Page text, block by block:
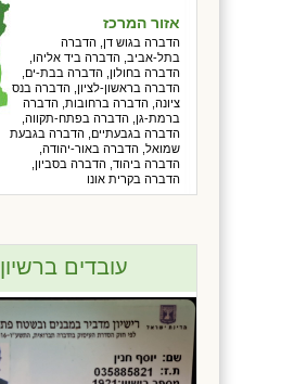
אזור המרכז
הדברה בגוש דן, הדברה
בתל-אביב, הדברה ביד אליהו,
הדברה בחולון, הדברה בבת-ים,
הדברה בראשון-לציון, הדברה בנס
ציונה, הדברה ברחובות, הדברה
ברמת-גן, הדברה בפתח-תקווה,
הדברה בגבעתיים, הדברה בגבעת
שמואל, הדברה באור-יהודה,
הדברה ביהוד, הדברה בסביון,
הדברה בקרית אונו
עובדים ברשיון